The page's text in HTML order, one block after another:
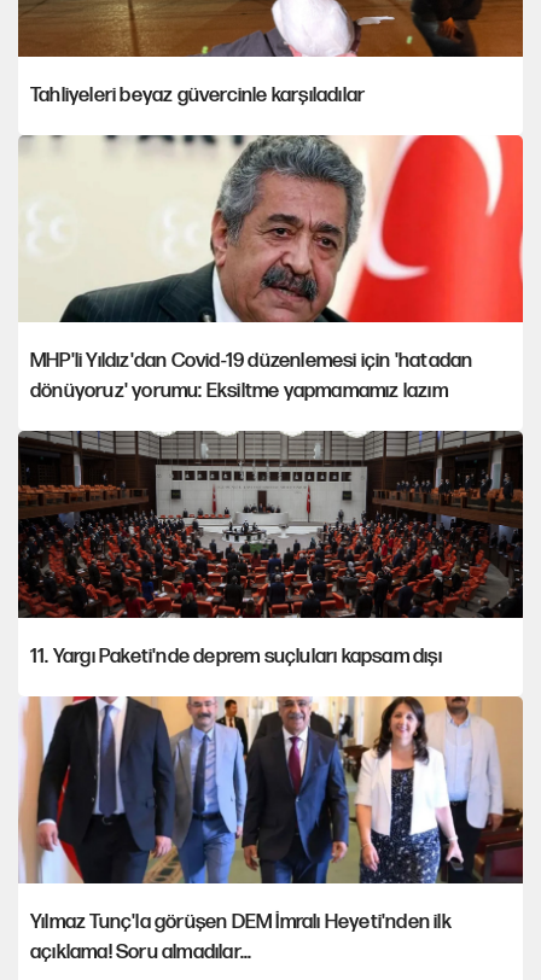
Tahliyeleri beyaz güvercinle karşıladılar
MHP'li Yıldız'dan Covid-19 düzenlemesi için 'hatadan
dönüyoruz' yorumu: Eksiltme yapmamamız lazım
11. Yargı Paketi'nde deprem suçluları kapsam dışı
Yılmaz Tunç'la görüşen DEM İmralı Heyeti'nden ilk
açıklama! Soru almadılar...